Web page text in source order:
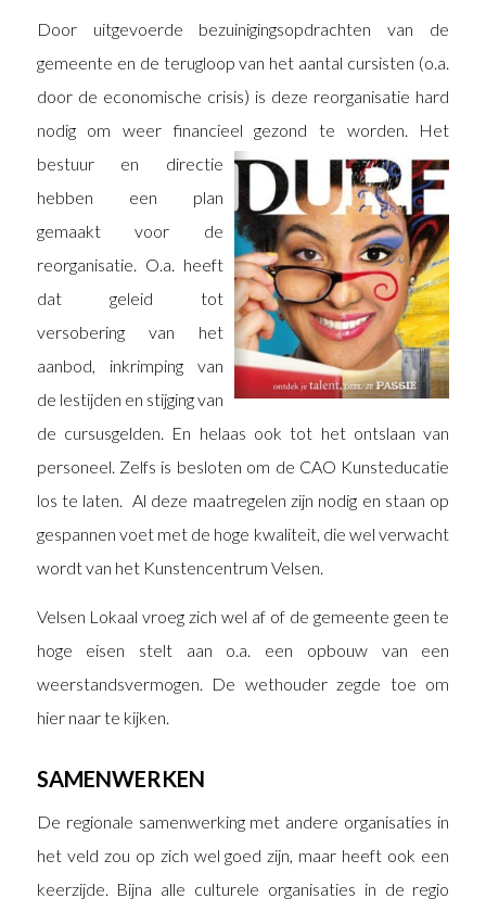
Door uitgevoerde bezuinigingsopdrachten van de
gemeente en de terugloop van het aantal cursisten (o.a.
door de economische crisis) is deze reorganisatie hard
nodig om weer financieel gezond te worden. Het
bestuur en directie
hebben een plan
gemaakt voor de
reorganisatie. O.a. heeft
dat geleid tot
versobering van het
aanbod, inkrimping van
de lestijden en stijging van
de cursusgelden. En helaas ook tot het ontslaan van
personeel. Zelfs is besloten om de CAO Kunsteducatie
los te laten. Al deze maatregelen zijn nodig en staan op
gespannen voet met de hoge kwaliteit, die wel verwacht
wordt van het Kunstencentrum Velsen.
Velsen Lokaal vroeg zich wel af of de gemeente geen te
hoge eisen stelt aan o.a. een opbouw van een
weerstandsvermogen. De wethouder zegde toe om
hier naar te kijken.
SAMENWERKEN
De regionale samenwerking met andere organisaties in
het veld zou op zich wel goed zijn, maar heeft ook een
keerzijde. Bijna alle culturele organisaties in de regio